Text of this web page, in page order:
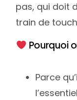
pas, qui doit
train de
Pourquoi
Parce